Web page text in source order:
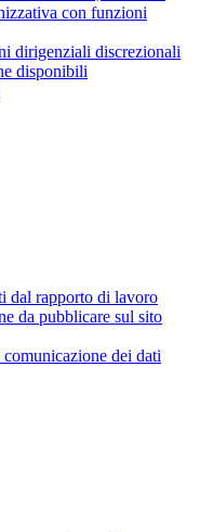
con funzioni
dirigenziali discrezionali
disponibili
dal rapporto di lavoro
da pubblicare sul sito
dei dati